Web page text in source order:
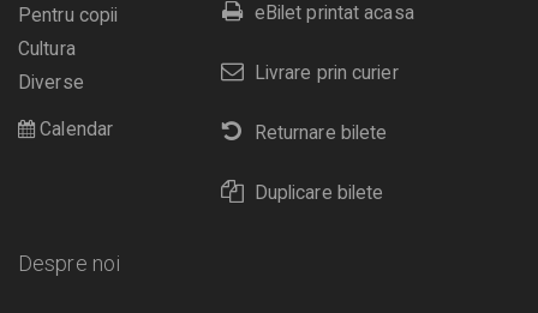
eBilet printat acasa
Livrare prin curier
Returnare bilete
Duplicare bilete
Pentru copii
Cultura
Diverse
Calendar
Despre noi